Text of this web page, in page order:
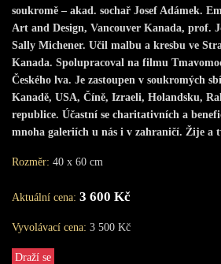
soukromě – akad. sochař Josef Adámek.
Art and Design, Vancouver Kanada, prof.
Sally Michener. Učil malbu a kresbu ve
Kanada. Spolupracoval na filmu
Českého lva. Je zastoupen v soukromých
Kanadě, USA, Číně, Izraeli, Holandsku,
republice. Účastní se charitativních a
mnoha galeriích u nás i v zahraničí. Žije a
Rozměr: 40 x 60 cm
Aktuální cena: 3 600 Kč
Vyvolávací cena: 3 500 Kč
Draží se